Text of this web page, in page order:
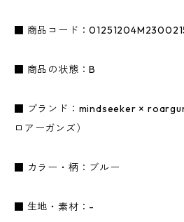
■ 商品コード：
■ 商品の状態：B
■ ブランド：mindseeker ×
ロアーガンズ）
■ カラー・柄：ブルー
■ 生地・素材：-